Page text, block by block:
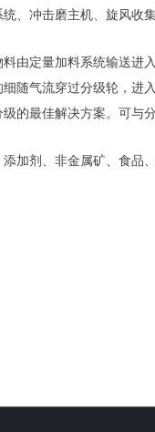
统、冲击磨主机、旋风收
料由定量加料系统输送进
随气流穿过分级轮，进
的最佳解决方案。可与
添加剂、非金属矿、食品